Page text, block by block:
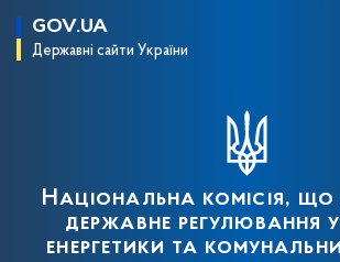
GOV.UA
Державні сайти України
Національна комісія,
державне регулювання
енергетики та